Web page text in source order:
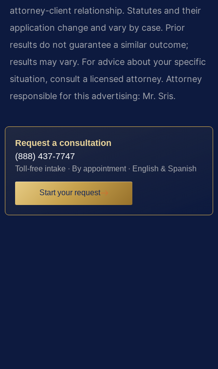
attorney-client relationship. Statutes and their
application change and vary by case. Prior
results do not guarantee a similar outcome;
results may vary. For advice about your specific
situation, consult a licensed attorney. Attorney
responsible for this advertising: Mr. Sris.
Request a consultation
(888) 437-7747
Toll-free intake · By appointment · English & Spanish
Start your request